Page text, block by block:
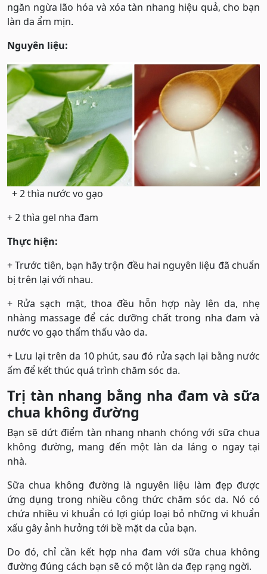
ngăn ngừa lão hóa và xóa tàn nhang hiệu quả, cho bạn
làn da ẩm mịn.
Nguyên liệu:
+ 2 thìa nước vo gạo
+ 2 thìa gel nha đam
Thực hiện:
+ Trước tiên, bạn hãy trộn đều hai nguyên liệu đã chuẩn
bị trên lại với nhau.
+ Rửa sạch mặt, thoa đều hỗn hợp này lên da, nhẹ
nhàng massage để các dưỡng chất trong nha đam và
nước vo gạo thẩm thấu vào da.
+ Lưu lại trên da 10 phút, sau đó rửa sạch lại bằng nước
ấm để kết thúc quá trình chăm sóc da.
Trị tàn nhang bằng nha đam và sữa
chua không đường
Bạn sẽ dứt điểm tàn nhang nhanh chóng với sữa chua
không đường, mang đến một làn da láng o ngay tại
nhà.
Sữa chua không đường là nguyên liệu làm đẹp được
ứng dụng trong nhiều công thức chăm sóc da. Nó có
chứa nhiều vi khuẩn có lợi giúp loại bỏ những vi khuẩn
xấu gây ảnh hưởng tới bề mặt da của bạn.
Do đó, chỉ cần kết hợp nha đam với sữa chua không
đường đúng cách bạn sẽ có một làn da đẹp rạng ngời.